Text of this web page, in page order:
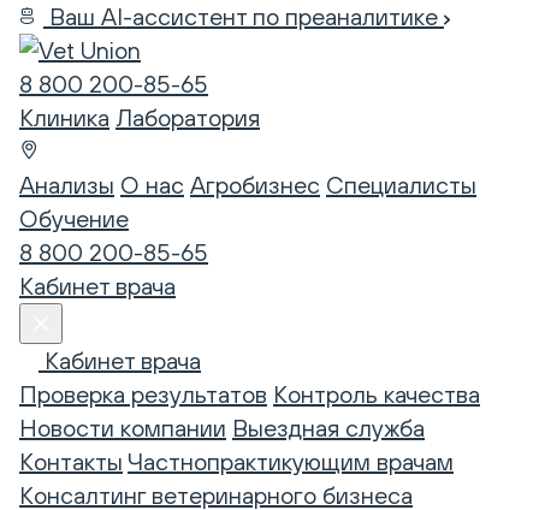
Ваш AI-ассистент по преаналитике
8 800 200-85-65
Клиника Лаборатория
Анализы О нас Агробизнес Специалисты
Обучение
8 800 200-85-65
Кабинет врача
Кабинет врача
Проверка результатов Контроль качества
Новости компании Выездная служба
Контакты Частнопрактикующим врачам
Консалтинг ветеринарного бизнеса